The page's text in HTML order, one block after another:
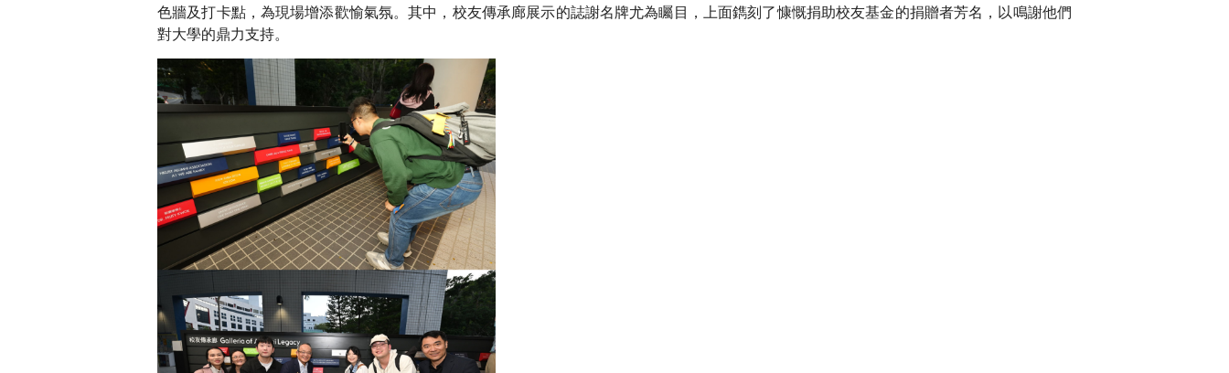
色牆及打卡點，為現場增添歡愉氣氛。其中，校友傳承廊展示的誌謝名牌尤為矚目，上面鐫刻了慷慨捐助校友基金的捐贈者芳名，以鳴謝他們
對大學的鼎力支持。